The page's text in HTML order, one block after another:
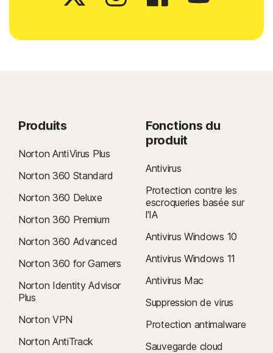
Produits
Norton AntiVirus Plus
Norton 360 Standard
Norton 360 Deluxe
Norton 360 Premium
Norton 360 Advanced
Norton 360 for Gamers
Norton Identity Advisor
Plus
Norton VPN
Norton AntiTrack
Fonctions du
produit
Antivirus
Protection contre les
escroqueries basée sur
l'IA
Antivirus Windows 10
Antivirus Windows 11
Antivirus Mac
Suppression de virus
Protection antimalware
Sauvegarde cloud